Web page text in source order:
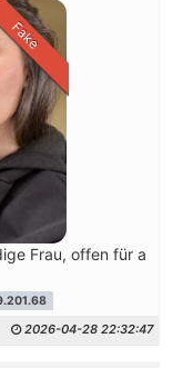
Fake
Frau, offen für
2026-04-28 22:32:47